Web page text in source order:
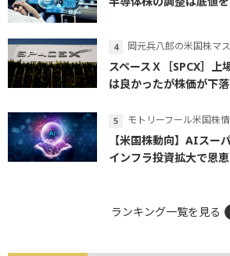
岡元兵八郎の米国株マ
スペースＸ［SPCX］
は良かったが株価が下
モトリーフール米国株
【米国株動向】AIスー
インフラ投資拡大で恩
ランキング一覧を見る